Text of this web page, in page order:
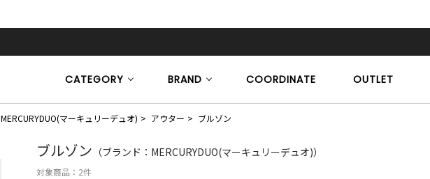
CATEGORY BRAND COORDINATE OUTLET
MERCURYDUO(マーキュリーデュオ) アウター ブルゾン
ブルゾン （ブランド：MERCURYDUO(マーキュリーデュオ)）
対象商品： 2件